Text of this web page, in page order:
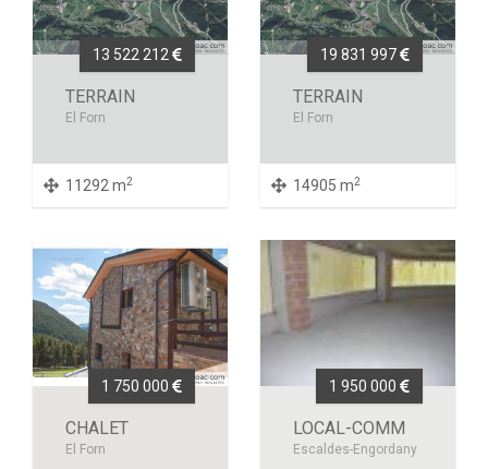
13 522 212
TERRAIN
El Forn
11292 m2
19 831 997
TERRAIN
El Forn
14905 m2
1 750 000
CHALET
El Forn
1 950 000
LOCAL-COMM
Escaldes-Engordany